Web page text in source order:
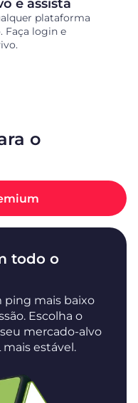
e assista
plataforma
Faça login e
o
todo o
ping mais baixo
Escolha o
mercado-alvo
mais estável.